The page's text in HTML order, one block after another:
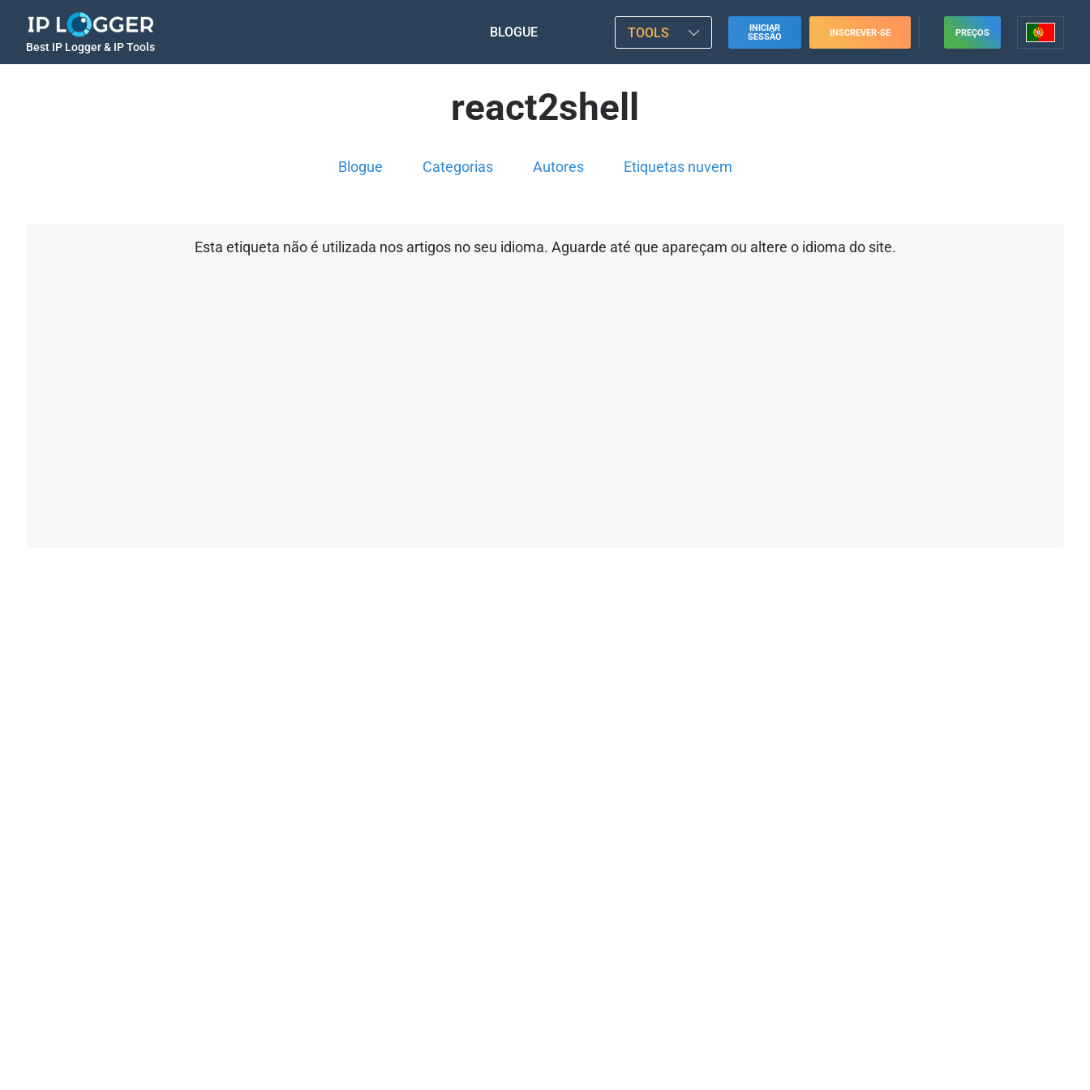
Best IP Logger & IP Tools
BLOGUE TOOLS
INICIAR
SESSÃO
INSCREVER-SE PREÇOS
react2shell
Blogue Categorias Autores Etiquetas nuvem